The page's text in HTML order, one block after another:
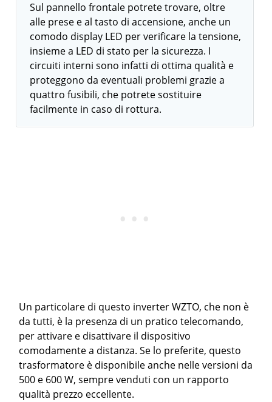
Sul pannello frontale potrete trovare, oltre
alle prese e al tasto di accensione, anche un
comodo display LED per verificare la tensione,
insieme a LED di stato per la sicurezza. I
circuiti interni sono infatti di ottima qualità e
proteggono da eventuali problemi grazie a
quattro fusibili, che potrete sostituire
facilmente in caso di rottura.
Un particolare di questo inverter WZTO, che non è
da tutti, è la presenza di un pratico telecomando,
per attivare e disattivare il dispositivo
comodamente a distanza. Se lo preferite, questo
trasformatore è disponibile anche nelle versioni da
500 e 600 W, sempre venduti con un rapporto
qualità prezzo eccellente.